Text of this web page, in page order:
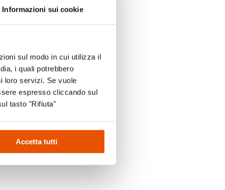
Informazioni sui cookie
sul modo in cui utilizza il
i quali potrebbero
loro servizi. Se vuole
espresso cliccando sul
tasto "Rifiuta"
Accetta tutti